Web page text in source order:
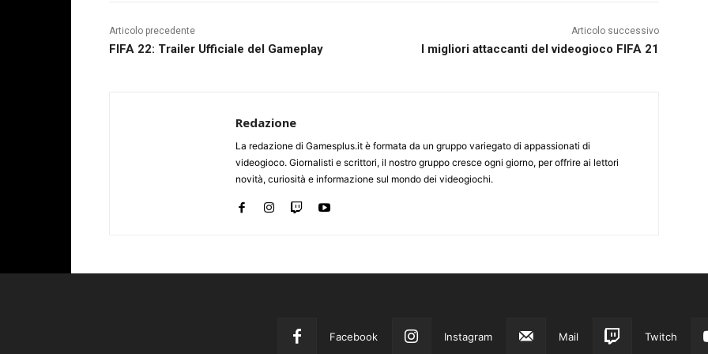
Articolo precedente
FIFA 22: Trailer Ufficiale del Gameplay
Articolo successivo
I migliori attaccanti del videogioco FIFA 21
Redazione
La redazione di Gamesplus.it è formata da un gruppo variegato di appassionati di
videogioco. Giornalisti e scrittori, il nostro gruppo cresce ogni giorno, per offrire ai lettori
novità, curiosità e informazione sul mondo dei videogiochi.
Facebook Instagram Mail Twitch